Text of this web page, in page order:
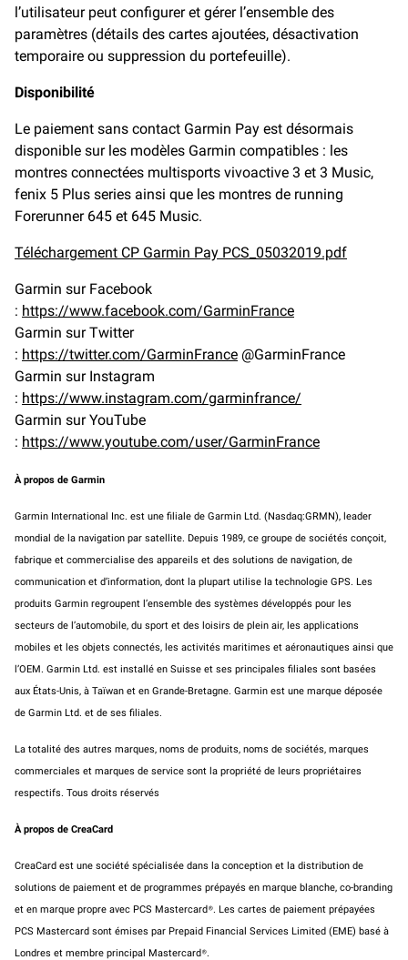
l’utilisateur peut configurer et gérer l’ensemble des
paramètres (détails des cartes ajoutées, désactivation
temporaire ou suppression du portefeuille).
Disponibilité
Le paiement sans contact Garmin Pay est désormais
disponible sur les modèles Garmin compatibles : les
montres connectées multisports vivoactive 3 et 3 Music,
fenix 5 Plus series ainsi que les montres de running
Forerunner 645 et 645 Music.
Téléchargement CP Garmin Pay PCS_05032019.pdf
Garmin sur Facebook
: https://www.facebook.com/GarminFrance
Garmin sur Twitter
: https://twitter.com/GarminFrance @GarminFrance
Garmin sur Instagram
: https://www.instagram.com/garminfrance/
Garmin sur YouTube
: https://www.youtube.com/user/GarminFrance
À propos de Garmin
Garmin International Inc. est une filiale de Garmin Ltd. (Nasdaq:GRMN), leader
mondial de la navigation par satellite. Depuis 1989, ce groupe de sociétés conçoit,
fabrique et commercialise des appareils et des solutions de navigation, de
communication et d’information, dont la plupart utilise la technologie GPS. Les
produits Garmin regroupent l’ensemble des systèmes développés pour les
secteurs de l’automobile, du sport et des loisirs de plein air, les applications
mobiles et les objets connectés, les activités maritimes et aéronautiques ainsi que
l’OEM. Garmin Ltd. est installé en Suisse et ses principales filiales sont basées
aux États-Unis, à Taïwan et en Grande-Bretagne. Garmin est une marque déposée
de Garmin Ltd. et de ses filiales.
La totalité des autres marques, noms de produits, noms de sociétés, marques
commerciales et marques de service sont la propriété de leurs propriétaires
respectifs. Tous droits réservés
À propos de CreaCard
CreaCard est une société spécialisée dans la conception et la distribution de
solutions de paiement et de programmes prépayés en marque blanche, co-branding
et en marque propre avec PCS Mastercard®. Les cartes de paiement prépayées
PCS Mastercard sont émises par Prepaid Financial Services Limited (EME) basé à
Londres et membre principal Mastercard®.